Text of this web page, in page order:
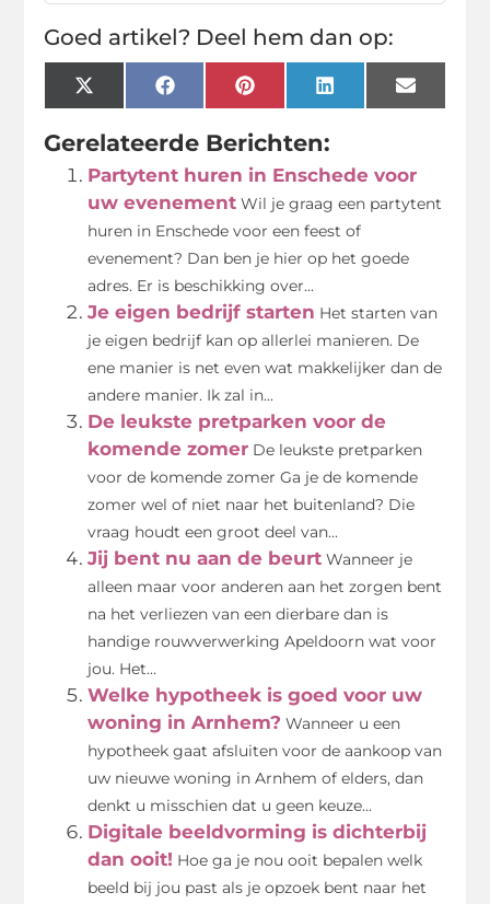
Goed artikel? Deel hem dan op:
X
(Twitter)
FacebookPinterestLinkedInEmail
Gerelateerde Berichten:
Partytent huren in Enschede voor
uw evenement Wil je graag een partytent
huren in Enschede voor een feest of
evenement? Dan ben je hier op het goede
adres. Er is beschikking over...
Je eigen bedrijf starten Het starten van
je eigen bedrijf kan op allerlei manieren. De
ene manier is net even wat makkelijker dan de
andere manier. Ik zal in...
De leukste pretparken voor de
komende zomer De leukste pretparken
voor de komende zomer Ga je de komende
zomer wel of niet naar het buitenland? Die
vraag houdt een groot deel van...
Jij bent nu aan de beurt Wanneer je
alleen maar voor anderen aan het zorgen bent
na het verliezen van een dierbare dan is
handige rouwverwerking Apeldoorn wat voor
jou. Het...
Welke hypotheek is goed voor uw
woning in Arnhem? Wanneer u een
hypotheek gaat afsluiten voor de aankoop van
uw nieuwe woning in Arnhem of elders, dan
denkt u misschien dat u geen keuze...
Digitale beeldvorming is dichterbij
dan ooit! Hoe ga je nou ooit bepalen welk
beeld bij jou past als je opzoek bent naar het